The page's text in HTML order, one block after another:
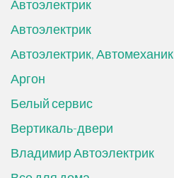
Автоэлектрик
Автоэлектрик
Автоэлектрик, Автомеханик
Аргон
Белый сервис
Вертикаль-двери
Владимир Автоэлектрик